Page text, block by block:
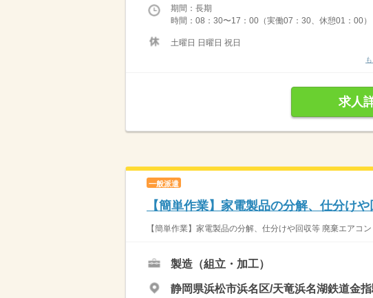
期間：長期
時間：08：30〜17：00（実働07：30、休憩01：00）
土曜日 日曜日 祝日
求人
一般派遣
【簡単作業】家電製品の分解、仕分け
【簡単作業】家電製品の分解、仕分けや回収等 廃棄エアコ
製造（組立・加工）
静岡県浜松市浜名区/天竜浜名湖鉄道金指